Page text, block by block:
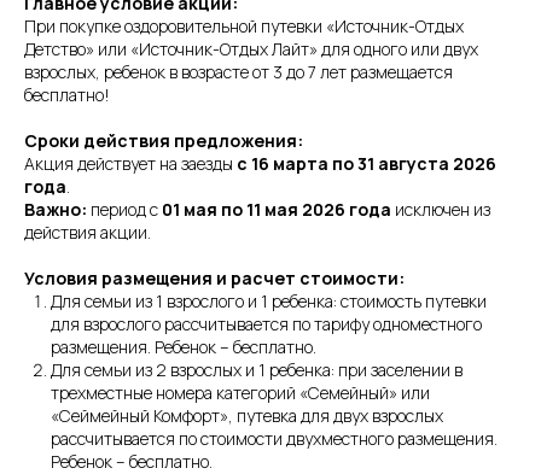
При покупке оздоровительной путевки «Источник-Отдых
Детство» или «Источник-Отдых Лайт» для одного или двух
взрослых, ребенок в возрасте от 3 до 7 лет размещается
бесплатно!
Сроки действия предложения:
Акция действует на заезды с 16 марта по 31 августа 2026
года.
Важно: период с 01 мая по 11 мая 2026 года исключен из
действия акции.
Условия размещения и расчет стоимости:
Для семьи из 1 взрослого и 1 ребенка: стоимость путевки
для взрослого рассчитывается по тарифу одноместного
размещения. Ребенок – бесплатно.
Для семьи из 2 взрослых и 1 ребенка: при заселении в
трехместные номера категорий «Семейный» или
«Сеймейный Комфорт», путевка для двух взрослых
рассчитывается по стоимости двухместного размещения.
Ребенок – бесплатно.